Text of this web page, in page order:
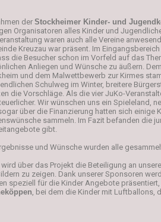
derStockheimer Kinder- und
Organisatoren alles Kinder und
waren auch alle Vereine
Kreuzau war präsent. Im
die Besucher schon im Vorfeld auf das
Anliegen und Wünsche zu äußern.
und dem Malwettbewerb zur Kirmes
Schulweg im Winter, breitere
die Vorschläge. Als die vier JuKo-
Wir wünschen uns ein Spieleland,
über die Finanzierung hatten sich
sammeln. Im Fazit befanden die
gibt.
und Wünsche wurden alle
über das Projekt die Beteiligung an
zu zeigen. Dank unserer Sponsoren
speziell für die Kinder Angebote
, bei dem die Kinder mit Luftballons,